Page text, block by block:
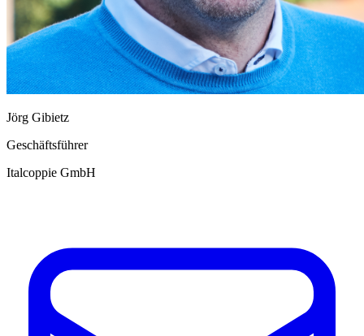
Jörg Gibietz
Geschäftsführer
Italcoppie GmbH